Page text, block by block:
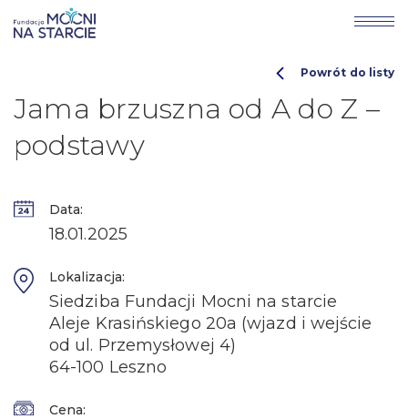
Jama brzuszna od A do Z –
podstawy
Powrót do listy
Data:
18.01.2025
Lokalizacja:
Siedziba Fundacji Mocni na starcie
Aleje Krasińskiego 20a (wjazd i wejście
od ul. Przemysłowej 4)
64-100 Leszno
Cena: